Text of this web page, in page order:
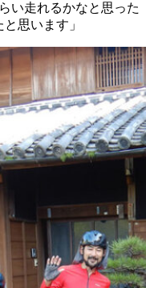
い走れるかなと思った
思います」